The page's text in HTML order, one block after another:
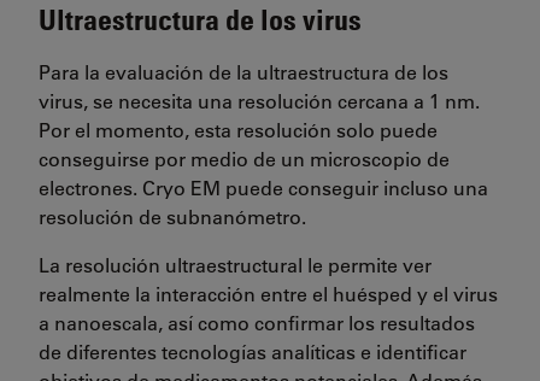
Ultraestructura de los virus
Para la evaluación de la ultraestructura de los
virus, se necesita una resolución cercana a 1 nm.
Por el momento, esta resolución solo puede
conseguirse por medio de un microscopio de
electrones. Cryo EM puede conseguir incluso una
resolución de subnanómetro.
La resolución ultraestructural le permite ver
realmente la interacción entre el huésped y el virus
a nanoescala, así como confirmar los resultados
de diferentes tecnologías analíticas e identificar